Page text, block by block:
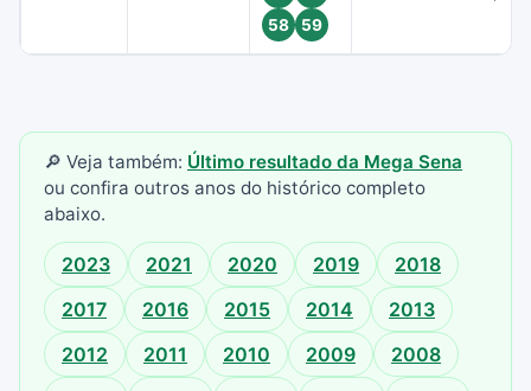
58
59
🔎 Veja também: Último resultado da Mega Sena
ou confira outros anos do histórico completo
abaixo.
2023 2021 2020 2019
2018
2017
2016 2015 2014
2013
2012
2011 2010 2009
2008